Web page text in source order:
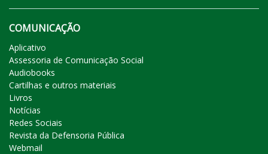
COMUNICAÇÃO
Aplicativo
Assessoria de Comunicação Social
Audiobooks
Cartilhas e outros materiais
Livros
Notícias
Redes Sociais
Revista da Defensoria Pública
Webmail